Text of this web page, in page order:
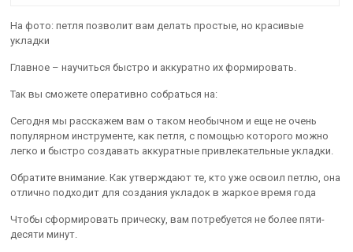
На фото: петля позволит вам делать простые, но красивые
укладки
Главное – научиться быстро и аккуратно их формировать.
Так вы сможете оперативно собраться на:
Сегодня мы расскажем вам о таком необычном и еще не очень
популярном инструменте, как петля, с помощью которого можно
легко и быстро создавать аккуратные привлекательные укладки.
Обратите внимание. Как утверждают те, кто уже освоил петлю, она
отлично подходит для создания укладок в жаркое время года
Чтобы сформировать прическу, вам потребуется не более пяти-
десяти минут.